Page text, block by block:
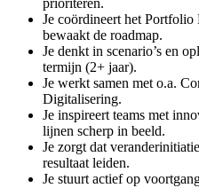
prioriteren.
Je coördineert het
bewaakt de roadmap.
Je denkt in scenario’s en
termijn (2+ jaar).
Je werkt samen met o.a.
Digitalisering.
Je inspireert teams met
lijnen scherp in beeld.
Je zorgt dat
resultaat leiden.
Je stuurt actief op